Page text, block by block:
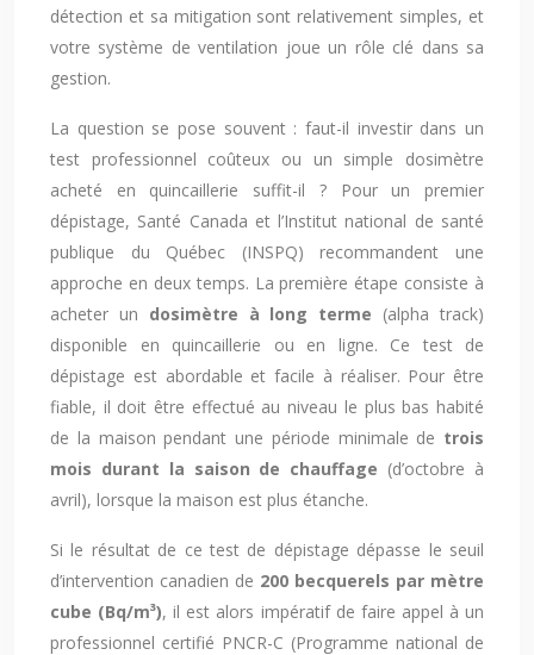
détection et sa mitigation sont relativement simples, et
votre système de ventilation joue un rôle clé dans sa
gestion.
La question se pose souvent : faut-il investir dans un
test professionnel coûteux ou un simple dosimètre
acheté en quincaillerie suffit-il ? Pour un premier
dépistage, Santé Canada et l’Institut national de santé
publique du Québec (INSPQ) recommandent une
approche en deux temps. La première étape consiste à
acheter un dosimètre à long terme (alpha track)
disponible en quincaillerie ou en ligne. Ce test de
dépistage est abordable et facile à réaliser. Pour être
fiable, il doit être effectué au niveau le plus bas habité
de la maison pendant une période minimale de trois
mois durant la saison de chauffage (d’octobre à
avril), lorsque la maison est plus étanche.
Si le résultat de ce test de dépistage dépasse le seuil
d’intervention canadien de 200 becquerels par mètre
cube (Bq/m³), il est alors impératif de faire appel à un
professionnel certifié PNCR-C (Programme national de